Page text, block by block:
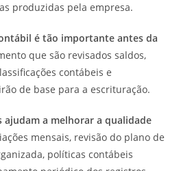
produzidas pela empresa.
é tão importante antes da
que são revisados saldos,
contábeis e
de base para a escrituração.
a melhorar a qualidade
mensais, revisão do plano de
políticas contábeis